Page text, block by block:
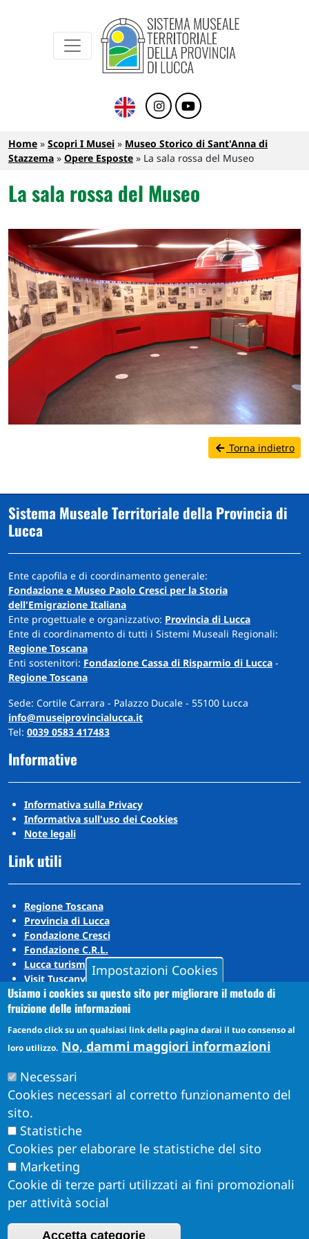
Sistema Museale Territoriale della
Briciole di pane
Home Scopri I Musei
Museo Storico di Sant'Anna di
Stazzema
Opere Esposte La sala rossa del Museo
La sala rossa del Museo
Torna indietro
Sistema Museale Territoriale della Provincia di
Lucca
Ente capofila e di coordinamento generale:
Fondazione e Museo Paolo Cresci per la Storia
dell'Emigrazione Italiana
Ente progettuale e organizzativo: Provincia di Lucca
Ente di coordinamento di tutti i Sistemi Museali Regionali:
Regione Toscana
Enti sostenitori: Fondazione Cassa di Risparmio di Lucca -
Regione Toscana
Sede: Cortile Carrara - Palazzo Ducale - 55100 Lucca
info@museiprovincialucca.it
Tel: 0039 0583 417483
Informative
Informativa sulla Privacy
Informativa sull'uso dei Cookies
Note legali
Link utili
Regione Toscana
Provincia di Lucca
Fondazione Cresci
Fondazione C.R.L.
Lucca turismo
Visit Tuscany
Puccini Lands
Social media
YouTube
Impostazioni Cookies
Usiamo i cookies su questo sito per migliorare il metodo di
fruizione delle informazioni
Facendo click su un qualsiasi link della pagina darai il tuo consenso al
loro utilizzo. No, dammi maggiori informazioni
Necessari
Cookies necessari al corretto funzionamento del
sito.
Statistiche
Cookies per elaborare le statistiche del sito
Marketing
Cookie di terze parti utilizzati ai fini promozionali
per attività social
Accetta categorie